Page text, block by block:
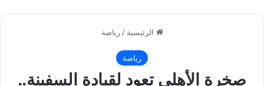
الرئيسية / رياضة
رياضة
صخرة الأهلي تعود لقيادة السفينة..